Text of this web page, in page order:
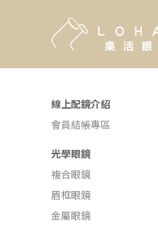
線上配鏡介紹
會員結帳專區
光學眼鏡
複合眼鏡
眉框眼鏡
金屬眼鏡